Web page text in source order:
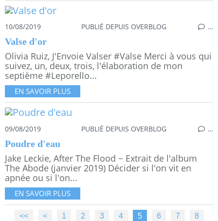
10/08/2019 PUBLIÉ DEPUIS OVERBLOG …
Valse d'or
Olivia Ruiz, J'Envoie Valser #Valse Merci à vous qui
suivez, un, deux, trois, l'élaboration de mon
septième #Leporello...
EN SAVOIR PLUS
09/08/2019 PUBLIÉ DEPUIS OVERBLOG …
Poudre d'eau
Jake Leckie, After The Flood ~ Extrait de l'album
The Abode (janvier 2019) Décider si l'on vit en
apnée ou si l'on...
EN SAVOIR PLUS
<< < 1 2 3 4 5 6 7
8